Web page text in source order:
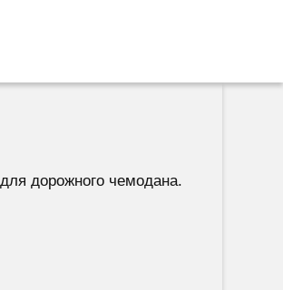
дорожного чемодана.